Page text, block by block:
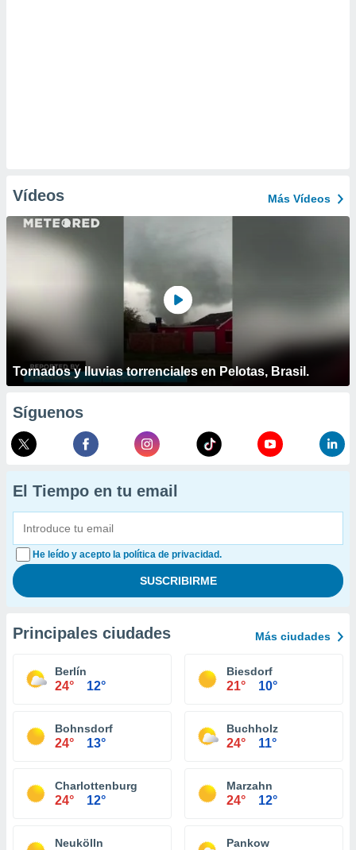
Vídeos Más Vídeos
Tornados y lluvias torrenciales en Pelotas, Brasil.
Síguenos
El Tiempo en tu email
He leído y acepto la política de privacidad.
Principales ciudades Más ciudades
Berlín
24° 12°
Biesdorf
21° 10°
Bohnsdorf
24° 13°
Buchholz
24° 11°
Charlottenburg
24° 12°
Marzahn
24° 12°
Neukölln Pankow